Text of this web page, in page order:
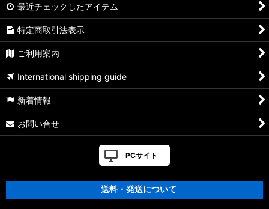
最近チェックしたアイテム
特定商取引法表示
ご利用案内
International shipping guide
新着情報
お問い合せ
PCサイト
送料・発送について